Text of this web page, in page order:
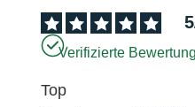
5
Verifizierte
Top